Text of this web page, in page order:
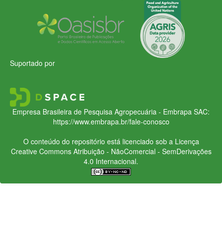
Suportado por
Empresa Brasileira de Pesquisa Agropecuária - Embrapa SAC:
https://www.embrapa.br/fale-conosco
O conteúdo do repositório está licenciado sob a Licença
Creative CommonsAtribuição - NãoComercial - SemDerivações
4.0 Internacional.